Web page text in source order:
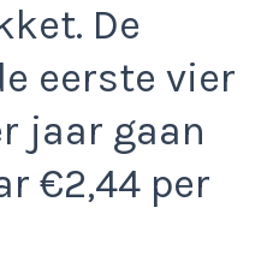
De
eerste vier
jaar gaan
€2,44 per